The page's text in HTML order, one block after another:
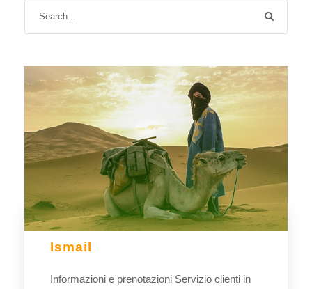
Ismail
Informazioni e prenotazioni Servizio clienti in